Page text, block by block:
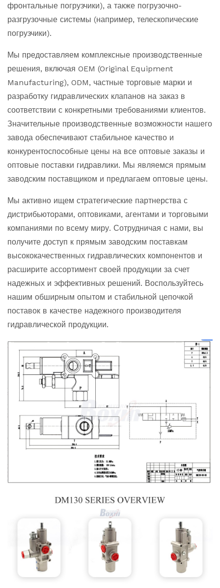
фронтальные погрузчики), а также погрузочно-
разгрузочные системы (например, телескопические
погрузчики).
Мы предоставляем комплексные производственные
решения, включая OEM (Original Equipment
Manufacturing), ODM, частные торговые марки и
разработку гидравлических клапанов на заказ в
соответствии с конкретными требованиями клиентов.
Значительные производственные возможности нашего
завода обеспечивают стабильное качество и
конкурентоспособные цены на все оптовые заказы и
оптовые поставки гидравлики. Мы являемся прямым
заводским поставщиком и предлагаем оптовые цены.
Мы активно ищем стратегические партнерства с
дистрибьюторами, оптовиками, агентами и торговыми
компаниями по всему миру. Сотрудничая с нами, вы
получите доступ к прямым заводским поставкам
высококачественных гидравлических компонентов и
расширите ассортимент своей продукции за счет
надежных и эффективных решений. Воспользуйтесь
нашим обширным опытом и стабильной цепочкой
поставок в качестве надежного производителя
гидравлической продукции.